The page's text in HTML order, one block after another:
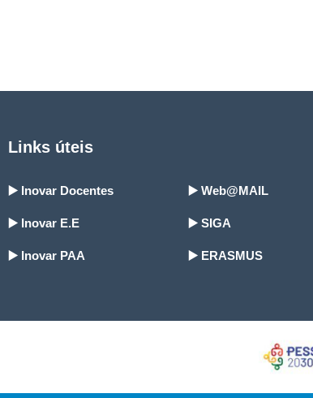
Links úteis
▶️ Inovar Docentes
▶️ Inovar E.E
▶️ Inovar PAA
▶️ Web@MAIL
▶️ SIGA
▶️ ERASMUS